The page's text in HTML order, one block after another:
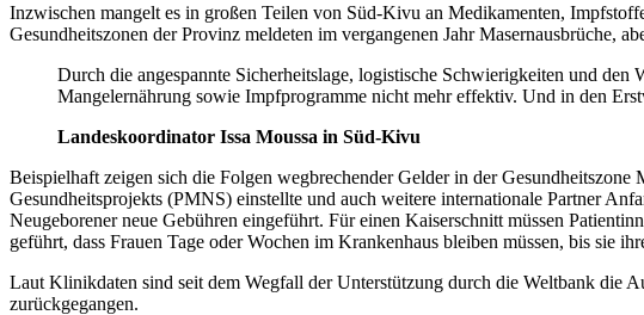
Inzwischen mangelt es in großen Teilen von Süd-Kivu an Medikamenten,
Gesundheitszonen der Provinz meldeten im vergangenen Jahr Masernausbrüche,
Durch die angespannte Sicherheitslage, logistische Schwierigkeiten und
Mangelernährung sowie Impfprogramme nicht mehr effektiv. Und in den
Landeskoordinator Issa Moussa in Süd-Kivu
Beispielhaft zeigen sich die Folgen wegbrechender Gelder in der
Gesundheitsprojekts (PMNS) einstellte und auch weitere internationale Partner
Neugeborener neue Gebühren eingeführt. Für einen Kaiserschnitt müssen
geführt, dass Frauen Tage oder Wochen im Krankenhaus bleiben müssen, bis sie
Laut Klinikdaten sind seit dem Wegfall der Unterstützung durch die Weltbank die
zurückgegangen.